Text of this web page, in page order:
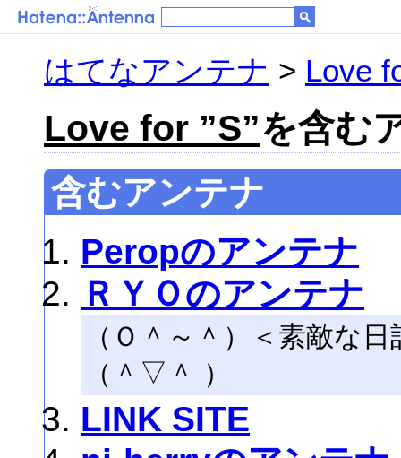
はてなアンテナ > Love
Love for ”S”を含む
含むアンテナ
Peropのアンテナ
ＲＹＯのアンテナ
（Ｏ＾～＾）＜素敵な
（＾▽＾ ）
LINK SITE